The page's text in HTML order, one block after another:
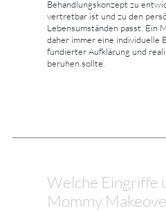
Behandlungskonzept zu
vertretbar ist und zu den
Lebensumständen passt. Ein
daher immer eine individuelle
fundierter Aufklärung und
beruhen sollte.
Welche Eingriffe
Mommy